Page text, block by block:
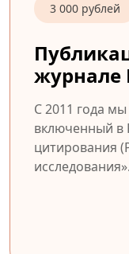
3 000 рублей
С 2011 года
включенный в
цитирования
исследования».